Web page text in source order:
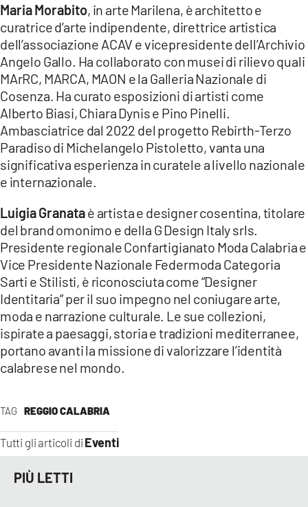
TAG REGGIO CALABRIA
Tutti gli articoli di Eventi
Maria Morabito, in arte Marilena, è architetto e
curatrice d’arte indipendente, direttrice artistica
dell’associazione ACAV e vicepresidente dell’Archivio
Angelo Gallo. Ha collaborato con musei di rilievo quali
MArRC, MARCA, MAON e la Galleria Nazionale di
Cosenza. Ha curato esposizioni di artisti come
Alberto Biasi, Chiara Dynis e Pino Pinelli.
Ambasciatrice dal 2022 del progetto Rebirth-Terzo
Paradiso di Michelangelo Pistoletto, vanta una
significativa esperienza in curatele a livello nazionale
e internazionale.
Luigia Granataè artista e designer cosentina, titolare
del brand omonimo e della G Design Italy srls.
Presidente regionale Confartigianato Moda Calabria e
Vice Presidente Nazionale Federmoda Categoria
Sarti e Stilisti, è riconosciuta come “Designer
Identitaria” per il suo impegno nel coniugare arte,
moda e narrazione culturale. Le sue collezioni,
ispirate a paesaggi, storia e tradizioni mediterranee,
portano avanti la missione di valorizzare l’identità
calabrese nel mondo.
PIÙ LETTI